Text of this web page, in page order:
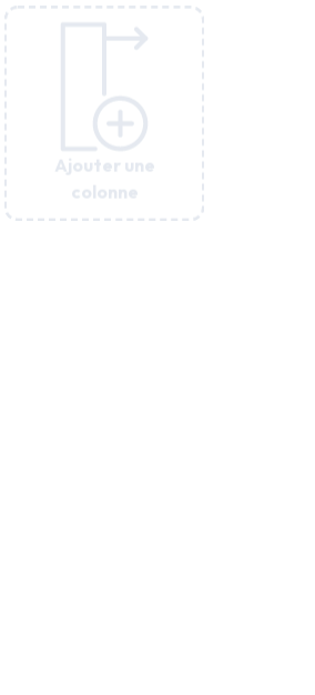
Ajouter une
colonne
Ajouter une
colonne
Ajouter une
colonne
Ajouter une
colonne
Ajouter une
colonne
Ajouter une
colonne